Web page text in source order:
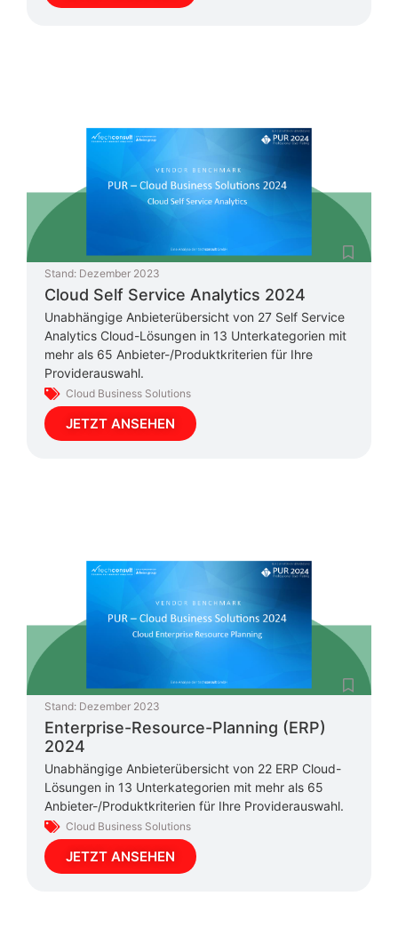
Stand: Dezember 2023
Cloud Self Service Analytics 2024
Unabhängige Anbieterübersicht von 27 Self Service
Analytics Cloud-Lösungen in 13 Unterkategorien mit
mehr als 65 Anbieter-/Produktkriterien für Ihre
Providerauswahl.
Cloud Business Solutions
JETZT ANSEHEN
Stand: Dezember 2023
Enterprise-Resource-Planning (ERP)
2024
Unabhängige Anbieterübersicht von 22 ERP Cloud-
Lösungen in 13 Unterkategorien mit mehr als 65
Anbieter-/Produktkriterien für Ihre Providerauswahl.
Cloud Business Solutions
JETZT ANSEHEN